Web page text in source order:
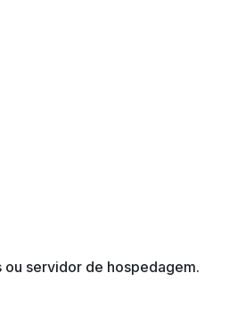
servidor de hospedagem.